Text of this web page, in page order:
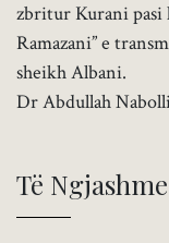
zbritur Kurani pasi
Ramazani” e
sheikh Albani.
Dr Abdullah
Të Ngjashme